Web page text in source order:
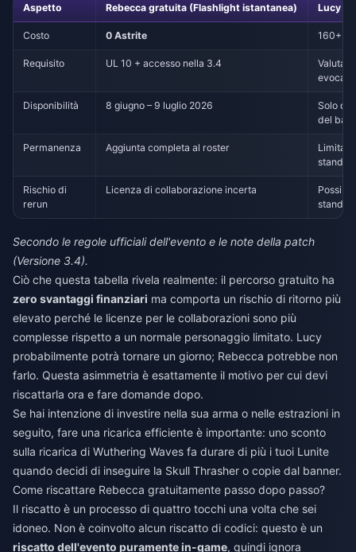
Aspetto Rebecca gratuita (Flashlight istantanea) Lucy
Costo 0 Astrite 160+
Requisito UL 10 + accesso nella 3.4
Valuta
Disponibilità 8 giugno – 9 luglio 2026
Solo
del
Permanenza Aggiunta completa al roster
Limitato
Rischio di
rerun
Licenza di collaborazione incerta
Secondo le regole ufficiali dell'evento e le note della patch
(Versione 3.4).
Ciò che questa tabella rivela realmente: il percorso gratuito ha
zero svantaggi finanziari ma comporta un rischio di ritorno più
elevato perché le licenze per le collaborazioni sono più
complesse rispetto a un normale personaggio limitato. Lucy
probabilmente potrà tornare un giorno; Rebecca potrebbe non
farlo. Questa asimmetria è esattamente il motivo per cui devi
riscattarla ora e fare domande dopo.
Se hai intenzione di investire nella sua arma o nelle estrazioni in
seguito, fare una ricarica efficiente è importante: uno sconto
sulla ricarica di Wuthering Waves fa durare di più i tuoi Lunite
quando decidi di inseguire la Skull Thrasher o copie dal banner.
Come riscattare Rebecca gratuitamente passo dopo passo?
Il riscatto è un processo di quattro tocchi una volta che sei
idoneo. Non è coinvolto alcun riscatto di codici: questo è un
riscatto dell'evento puramente in-game, quindi ignora